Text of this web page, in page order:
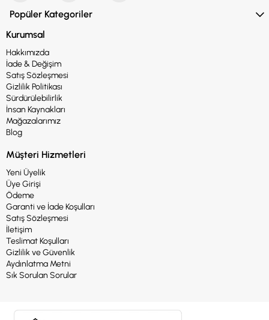
Popüler Kategoriler
Kurumsal
Hakkımızda
İade & Değişim
Satış Sözleşmesi
Gizlilik Politikası
Sürdürülebilirlik
İnsan Kaynakları
Mağazalarımız
Blog
Müşteri Hizmetleri
Yeni Üyelik
Üye Girişi
Ödeme
Garanti ve İade Koşulları
Satış Sözleşmesi
İletişim
Teslimat Koşulları
Gizlilik ve Güvenlik
Aydınlatma Metni
Sık Sorulan Sorular